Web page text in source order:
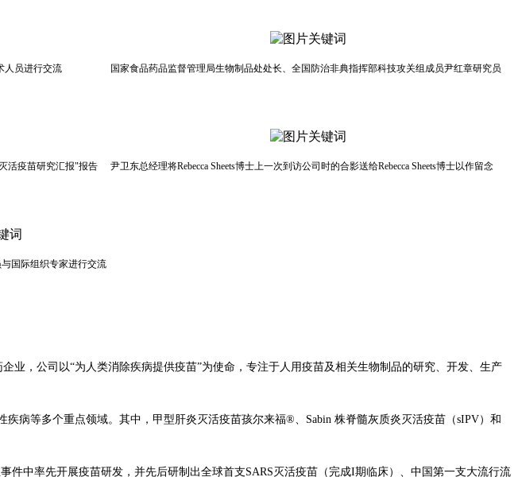
人员进行交流 国家食品药品监督管理局生物制品处处长、全国防治非典指挥部科技攻关组成员尹红章研究员
灭活疫苗研究汇报"报告 尹卫东总经理将Rebecca Sheets博士上一次到访公司时的合影送给Rebecca Sheets博士以作留念
国际组织专家进行交流
业，公司以“为人类消除疾病提供疫苗”为使命，专注于人用疫苗及相关生物制品的研究、开发、生产
病等多个重点领域。其中，甲型肝炎灭活疫苗孩尔来福®、Sabin 株脊髓灰质炎灭活疫苗（sIPV）和
件中率先开展疫苗研发，并先后研制出全球首支SARS灭活疫苗（完成I期临床）、中国第一支大流行流